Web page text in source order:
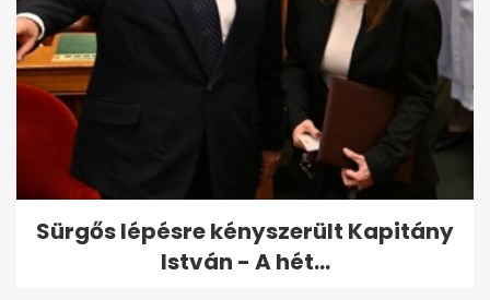
Sürgős lépésre kényszerült Kapitány
István - A hét...